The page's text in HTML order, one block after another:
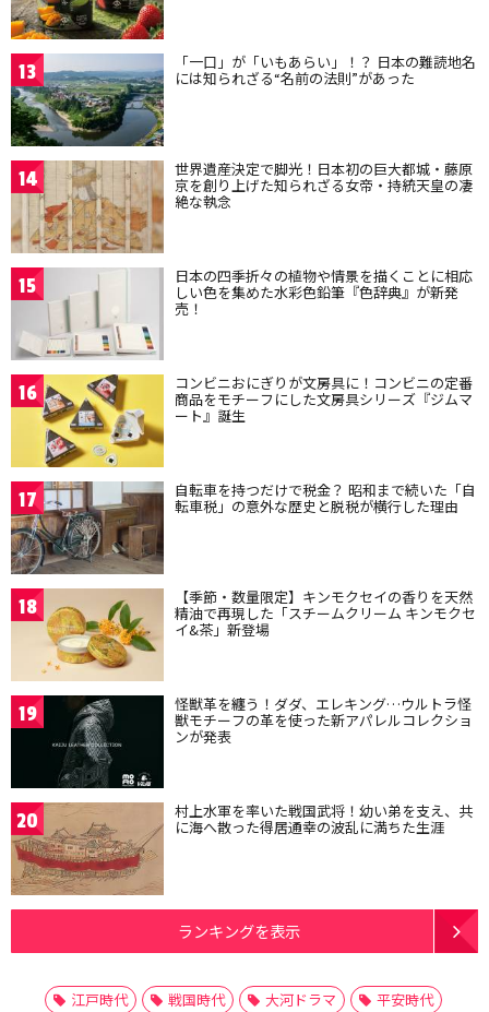
13 「一口」が「いもあらい」！？ 日本の難読地名
には知られざる“名前の法則”があった
14 世界遺産決定で脚光！日本初の巨大都城・藤原
京を創り上げた知られざる女帝・持統天皇の凄
絶な執念
15 日本の四季折々の植物や情景を描くことに相応
しい色を集めた水彩色鉛筆『色辞典』が新発
売！
16 コンビニおにぎりが文房具に！コンビニの定番
商品をモチーフにした文房具シリーズ『ジムマ
ート』誕生
17 自転車を持つだけで税金？ 昭和まで続いた「自
転車税」の意外な歴史と脱税が横行した理由
18 【季節・数量限定】キンモクセイの香りを天然
精油で再現した「スチームクリーム キンモクセ
イ&茶」新登場
19 怪獣革を纏う！ダダ、エレキング…ウルトラ怪
獣モチーフの革を使った新アパレルコレクショ
ンが発表
20 村上水軍を率いた戦国武将！幼い弟を支え、共
に海へ散った得居通幸の波乱に満ちた生涯
ランキングを表示
江戸時代 戦国時代 大河ドラマ
平安時代